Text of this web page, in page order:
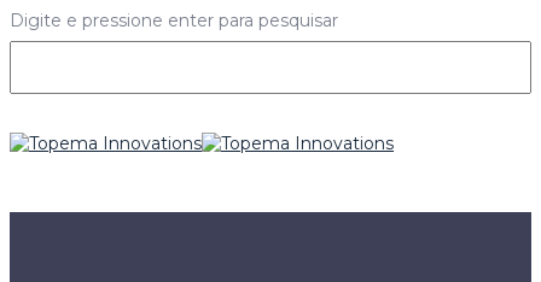
Digite e pressione enter para pesquisar